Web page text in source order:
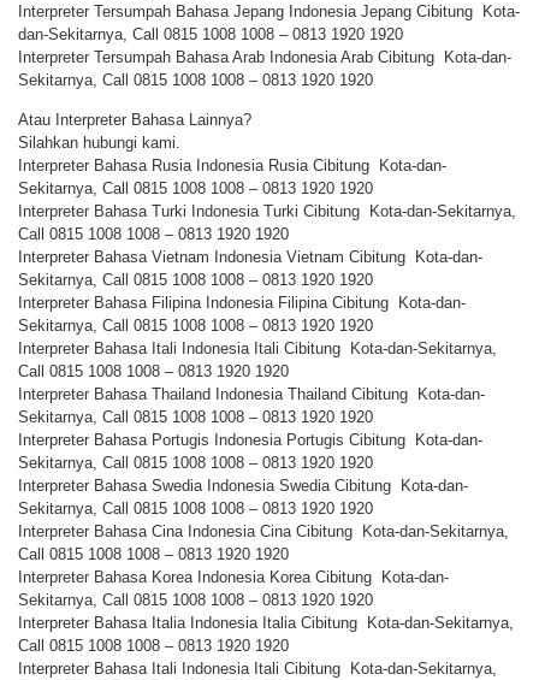
Interpreter Tersumpah Bahasa Jepang Indonesia Jepang Cibitung Kota-
dan-Sekitarnya, Call 0815 1008 1008 – 0813 1920 1920
Interpreter Tersumpah Bahasa Arab Indonesia Arab Cibitung Kota-dan-
Sekitarnya, Call 0815 1008 1008 – 0813 1920 1920
Atau Interpreter Bahasa Lainnya?
Silahkan hubungi kami.
Interpreter Bahasa Rusia Indonesia Rusia Cibitung Kota-dan-
Sekitarnya, Call 0815 1008 1008 – 0813 1920 1920
Interpreter Bahasa Turki Indonesia Turki Cibitung Kota-dan-Sekitarnya,
Call 0815 1008 1008 – 0813 1920 1920
Interpreter Bahasa Vietnam Indonesia Vietnam Cibitung Kota-dan-
Sekitarnya, Call 0815 1008 1008 – 0813 1920 1920
Interpreter Bahasa Filipina Indonesia Filipina Cibitung Kota-dan-
Sekitarnya, Call 0815 1008 1008 – 0813 1920 1920
Interpreter Bahasa Itali Indonesia Itali Cibitung Kota-dan-Sekitarnya,
Call 0815 1008 1008 – 0813 1920 1920
Interpreter Bahasa Thailand Indonesia Thailand Cibitung Kota-dan-
Sekitarnya, Call 0815 1008 1008 – 0813 1920 1920
Interpreter Bahasa Portugis Indonesia Portugis Cibitung Kota-dan-
Sekitarnya, Call 0815 1008 1008 – 0813 1920 1920
Interpreter Bahasa Swedia Indonesia Swedia Cibitung Kota-dan-
Sekitarnya, Call 0815 1008 1008 – 0813 1920 1920
Interpreter Bahasa Cina Indonesia Cina Cibitung Kota-dan-Sekitarnya,
Call 0815 1008 1008 – 0813 1920 1920
Interpreter Bahasa Korea Indonesia Korea Cibitung Kota-dan-
Sekitarnya, Call 0815 1008 1008 – 0813 1920 1920
Interpreter Bahasa Italia Indonesia Italia Cibitung Kota-dan-Sekitarnya,
Call 0815 1008 1008 – 0813 1920 1920
Interpreter Bahasa Itali Indonesia Itali Cibitung Kota-dan-Sekitarnya,